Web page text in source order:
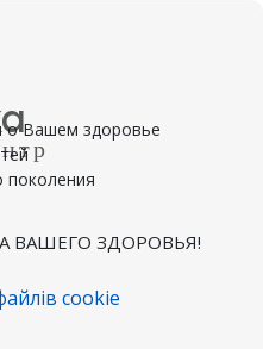
о Вашем здоровье
поколения
ВАШЕГО ЗДОРОВЬЯ!
cookie